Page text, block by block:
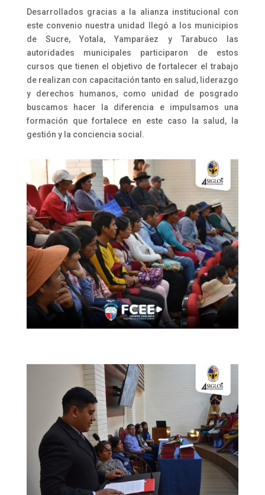
Desarrollados gracias a la alianza institucional con
este convenio nuestra unidad llegó a los municipios
de Sucre, Yotala, Yamparáez y Tarabuco las
autoridades municipales participaron de estos
cursos que tienen el objetivo de fortalecer el trabajo
de realizan con capacitación tanto en salud, liderazgo
y derechos humanos, como unidad de posgrado
buscamos hacer la diferencia e impulsamos una
formación que fortalece en este caso la salud, la
gestión y la conciencia social.